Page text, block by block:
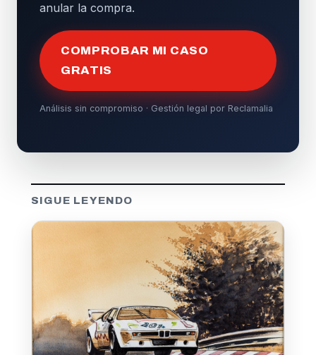
anular la compra.
COMPROBAR MI CASO
GRATIS
Análisis sin compromiso · Gestión legal por Reclamalia
SIGUE LEYENDO